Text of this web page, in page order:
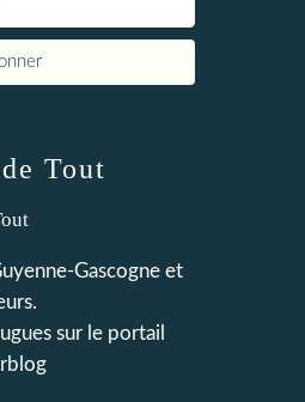
Tout
Gascogne et
sur le portail